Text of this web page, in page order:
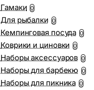
Гамаки 0
Для рыбалки 0
Кемпинговая посуда 0
Коврики и циновки 0
Наборы аксессуаров 0
Наборы для барбекю 0
Наборы для пикника 0